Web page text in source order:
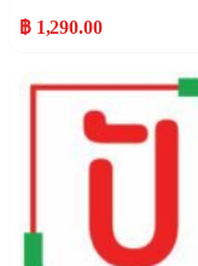
฿ 1,290.00
Popular